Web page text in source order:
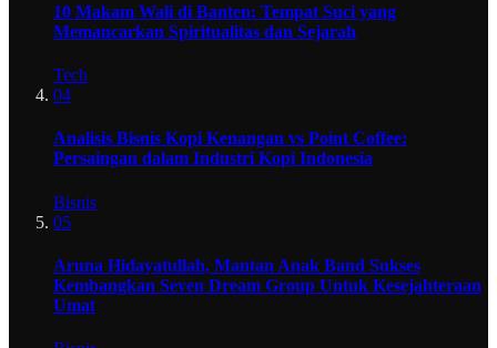
10 Makam Wali di Banten: Tempat Suci yang
Memancarkan Spiritualitas dan Sejarah
Tech
04
Analisis Bisnis Kopi Kenangan vs Point Coffee:
Persaingan dalam Industri Kopi Indonesia
Bisnis
05
Aruna Hidayatullah, Mantan Anak Band Sukses
Kembangkan Seven Dream Group Untuk Kesejahteraan
Umat